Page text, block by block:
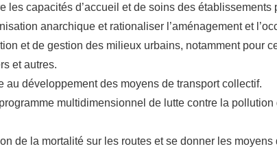
les capacités d’accueil et de soins des établissements
anarchique et rationaliser l’aménagement et
et de gestion des milieux urbains, notamment pour
et autres.
au développement des moyens de transport collectif.
multidimensionnel de lutte contre la pollution
de la mortalité sur les routes et se donner les moyens